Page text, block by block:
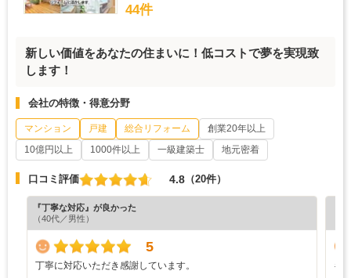
44件
新しい価値をあなたの住まいに！低コストで夢を実現致
します！
会社の特徴・得意分野
マンション 戸建 総合リフォーム
創業20年以上
10億円以上
1000件以上 一級建築士 地元密着
口コミ評価 4.8 （20件）
『丁寧な対応』が良かった
（40代／男性）
5
丁寧に対応いただき感謝しています。
キ